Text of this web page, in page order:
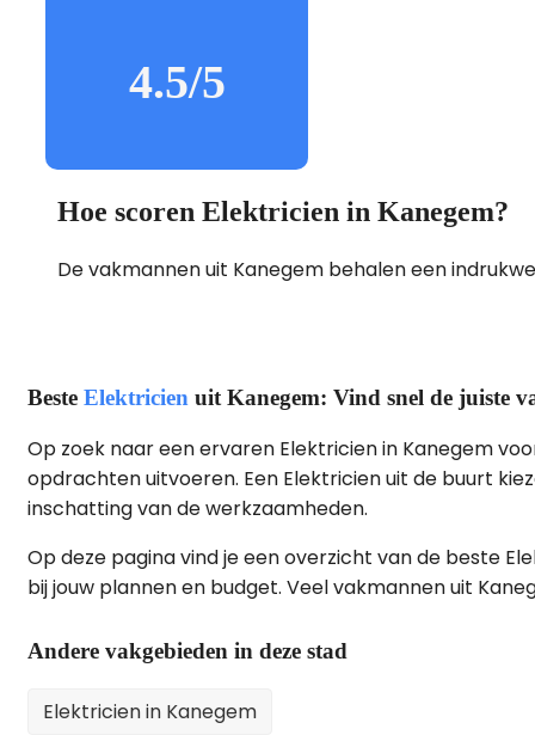
4.5/5
Hoe scoren Elektricien in Kanegem?
De vakmannen uit Kanegem behalen een
Beste Elektricien uit Kanegem: Vind snel de juiste
Op zoek naar een ervaren Elektricien in Kanegem
opdrachten uitvoeren. Een Elektricien uit de buurt
inschatting van de werkzaamheden.
Op deze pagina vind je een overzicht van de beste
bij jouw plannen en budget. Veel vakmannen uit
Andere vakgebieden in deze stad
Elektricien in Kanegem